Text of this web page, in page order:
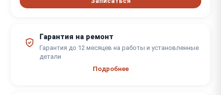
Гарантия на ремонт
Гарантия до 12 месяцев на работы и установленные
детали
Подробнее